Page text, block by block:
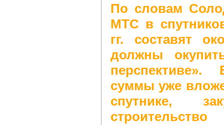
По словам
МТС в
гг. составят
должны
суммы уже
спутнике,